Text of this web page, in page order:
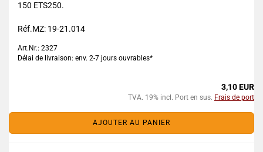
150 ETS250.
Réf.MZ: 19-21.014
Art.Nr.: 2327
Délai de livraison: env. 2-7 jours ouvrables*
3,10 EUR
TVA. 19% incl. Port en sus. Frais de port
AJOUTER AU PANIER